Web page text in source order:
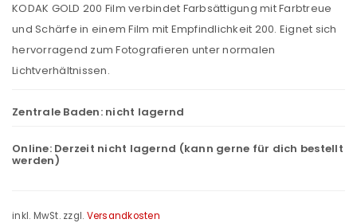
KODAK GOLD 200 Film verbindet Farbsättigung mit Farbtreue
und Schärfe in einem Film mit Empfindlichkeit 200. Eignet sich
hervorragend zum Fotografieren unter normalen
Lichtverhältnissen.
Zentrale Baden: nicht lagernd
Online: Derzeit nicht lagernd (kann gerne für dich bestellt
werden)
inkl. MwSt. zzgl. Versandkosten